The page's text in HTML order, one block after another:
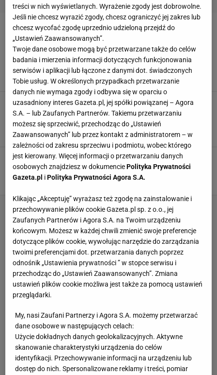
REMIGIUSZ RZEPKA
Ujawniono plany Santosa. Podjął pierwszą
decyzję. Nowe informacje ws. sztabu
Aleksy Kiełbasa, 13 LUTEGO 2023, 11:40
Reprezentacja Polski. Marek Koźmiński
zarzuca błędy Remigiuszowi Rzepce. "On
atakuje piłkarzy"
Sport.pl,31 SIERPNIA 2018, 09:04
Mistrzostwa świata 2018. Remigiusz Rzepka:
Pogoda w Soczi nas nie zaskoczyła
Bartłomiej Kubiak, Soczi,22 CZERWCA 2018, 12:36
treści w nich wyświetlanych. Wyrażenie zgody jest dobrowolne.
Jeśli nie chcesz wyrazić zgody, chcesz ograniczyć jej zakres lub
chcesz wycofać zgodę uprzednio udzieloną przejdź do
„Ustawień Zaawansowanych”.
Twoje dane osobowe mogą być przetwarzane także do celów
badania i mierzenia informacji dotyczących funkcjonowania
serwisów i aplikacji lub łączone z danymi dot. świadczonych
Tobie usług. W określonych przypadkach przetwarzanie
danych nie wymaga zgody i odbywa się w oparciu o
uzasadniony interes Gazeta.pl, jej spółki powiązanej – Agora
S.A. – lub Zaufanych Partnerów. Takiemu przetwarzaniu
możesz się sprzeciwić, przechodząc do „Ustawień
Zaawansowanych” lub przez kontakt z administratorem – w
zależności od zakresu sprzeciwu i podmiotu, wobec którego
jest kierowany. Więcej informacji o przetwarzaniu danych
osobowych znajdziesz w dokumenciePolityka Prywatności
Gazeta.pl iPolityka Prywatności Agora S.A.
Klikając „Akceptuję” wyrażasz też zgodę na zainstalowanie i
przechowywanie plików cookie Gazeta.pl sp. z o.o., jej
Zaufanych Partnerów i Agora S.A. na Twoim urządzeniu
końcowym. Możesz w każdej chwili zmienić swoje preferencje
dotyczące plików cookie, wywołując narzędzie do zarządzania
twoimi preferencjami dot. przetwarzania danych poprzez
odnośnik „Ustawienia prywatności ” w stopce serwisu i
przechodząc do „Ustawień Zaawansowanych”. Zmiana
ustawień plików cookie możliwa jest także za pomocą ustawień
przeglądarki.
My, nasi Zaufani Partnerzy i Agora S.A. możemy przetwarzać
dane osobowe w następujących celach:
Użycie dokładnych danych geolokalizacyjnych. Aktywne
skanowanie charakterystyki urządzenia do celów
identyfikacji. Przechowywanie informacji na urządzeniu lub
dostęp do nich. Spersonalizowane reklamy i treści, pomiar